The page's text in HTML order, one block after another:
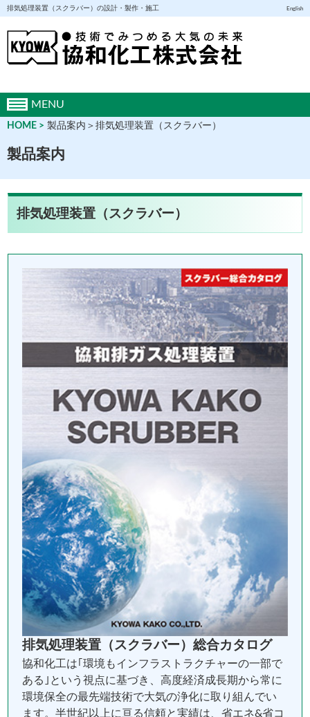
English
排気処理装置（スクラバー）の設計・製作・施工
MENU
HOME 製品案内＞排気処理装置（スクラバー）
製品案内
排気処理装置（スクラバー）
排気処理装置（スクラバー）総合カタログ
協和化工は｢環境もインフラストラクチャーの一部で
ある｣という視点に基づき、高度経済成長期から常に
環境保全の最先端技術で大気の浄化に取り組んでい
ます。半世紀以上に亘る信頼と実績は、省エネ&省コ